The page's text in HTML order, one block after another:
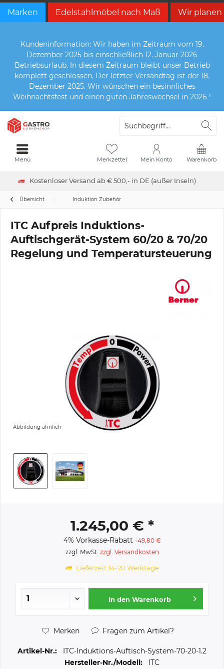
Marken Edelstahlmöbel nach Maß Wir planen
Kundeninformation: Wir haben im Zeitraum vom 19.
Dezember 2025 bis einschließlich 12. Januar 2026
Betriebsurlaub. In diesem Zeitraum bleibt unser Betrieb
komplett geschlossen. Der letzter Versandtag ist der 18.
Dezember 2025. Wir wünschen ein besinnliches
Weihnachtsfest und einen guten Jahreswechsel in 2026 !
Kostenloser Versand ab € 500,- in DE (außer Inseln)
Warenkorb
Merkzettel Mein Konto
Menü
Übersicht Induktion Zubehör
ITC Aufpreis Induktions-
Auftischgerät-System 60/20 & 70/20
Regelung und Temperatursteuerung
Abbildung ähnlich
1.245,00 € *
4% Vorkasse-Rabatt -49,80 €
zzgl. MwSt. zzgl. Versandkosten
Lieferzeit 14-20 Werktage
In den Warenkorb
Merken Fragen zum Artikel?
Artikel-Nr.:
ITC-Induktions-Auftisch-System-70-20-1.2
Hersteller-Nr./Modell:
ITC